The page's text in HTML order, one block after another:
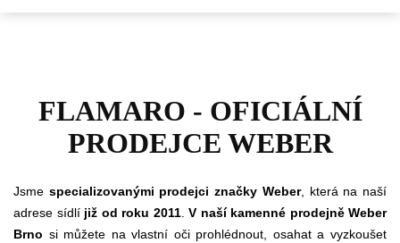
FLAMARO - OFICIÁLNÍ
PRODEJCE WEBER
Jsme specializovanými prodejci značky Weber, která na naší
adrese sídlí již od roku 2011. V naší kamenné prodejně Weber
Brno si můžete na vlastní oči prohlédnout, osahat a vyzkoušet